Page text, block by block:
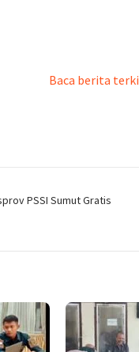
Baca berita
PSSI Sumut Gratis